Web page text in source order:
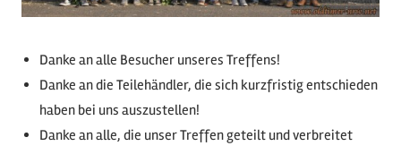
Danke an alle Besucher unseres Treffens!
Danke an die Teilehändler, die sich kurzfristig entschieden
haben bei uns auszustellen!
Danke an alle, die unser Treffen geteilt und verbreitet